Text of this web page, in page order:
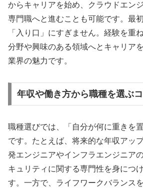
からキャリアを始め、クラウドエン
専門職へと進むことも可能です。最
「入り口」にすぎません。経験を重
分野や興味のある領域へとキャリア
業界の魅力です。
年収や働き方から職種を選ぶ
職種選びでは、「自分が何に重きを
です。たとえば、将来的な年収アッ
発エンジニアやインフラエンジニア
キュリティに関する専門性を身につ
す。一方で、ライフワークバランス